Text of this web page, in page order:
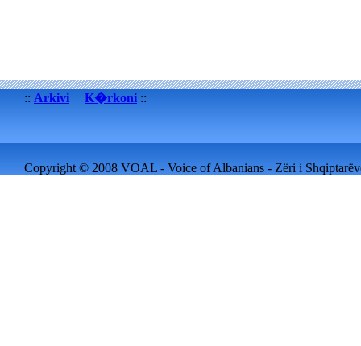
:: Arkivi | K�rkoni ::
Copyright © 2008 VOAL - Voice of Albanians - Zëri i